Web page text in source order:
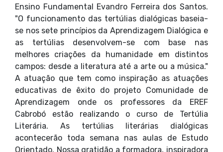
Ensino Fundamental Evandro Ferreira dos Santos.
"O funcionamento das tertúlias dialógicas baseia-
se nos sete princípios da Aprendizagem Dialógica e
as tertúlias desenvolvem-se com base nas
melhores criações da humanidade em distintos
campos: desde a literatura até a arte ou a música."
A atuação que tem como inspiração as atuações
educativas de êxito do projeto Comunidade de
Aprendizagem onde os professores da EREF
Cabrobó estão realizando o curso de Tertúlia
Literária. As tertúlias literárias dialógicas
acontecerão toda semana nas aulas de Estudo
Orientado. Nossa gratidão a formadora, inspiradora